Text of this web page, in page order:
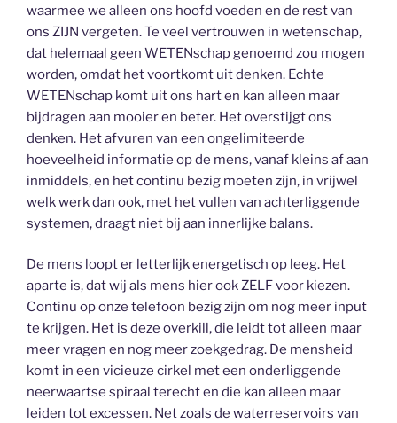
waarmee we alleen ons hoofd voeden en de rest van
ons ZIJN vergeten. Te veel vertrouwen in wetenschap,
dat helemaal geen WETENschap genoemd zou mogen
worden, omdat het voortkomt uit denken. Echte
WETENschap komt uit ons hart en kan alleen maar
bijdragen aan mooier en beter. Het overstijgt ons
denken. Het afvuren van een ongelimiteerde
hoeveelheid informatie op de mens, vanaf kleins af aan
inmiddels, en het continu bezig moeten zijn, in vrijwel
welk werk dan ook, met het vullen van achterliggende
systemen, draagt niet bij aan innerlijke balans.
De mens loopt er letterlijk energetisch op leeg. Het
aparte is, dat wij als mens hier ook ZELF voor kiezen.
Continu op onze telefoon bezig zijn om nog meer input
te krijgen. Het is deze overkill, die leidt tot alleen maar
meer vragen en nog meer zoekgedrag. De mensheid
komt in een vicieuze cirkel met een onderliggende
neerwaartse spiraal terecht en die kan alleen maar
leiden tot excessen. Net zoals de waterreservoirs van